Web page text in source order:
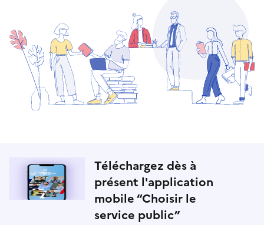
Téléchargez dès à
présent l'application
mobile “Choisir le
service public”